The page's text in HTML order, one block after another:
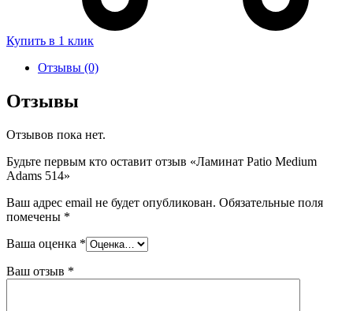
Купить в 1 клик
Отзывы (0)
Отзывы
Отзывов пока нет.
Будьте первым кто оставит отзыв «Ламинат Patio Medium
Adams 514»
Ваш адрес email не будет опубликован. Обязательные поля
помечены *
Ваша оценка *
Ваш отзыв *